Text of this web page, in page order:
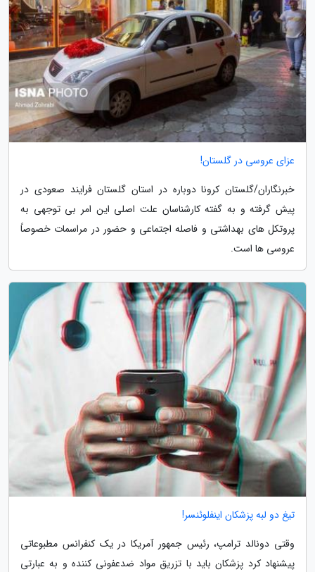
عزای عروسی در گلستان!
خبرنگاران/گلستان کرونا دوباره در استان گلستان فرایند صعودی در
پیش گرفته و به گفته کارشناسان علت اصلی این امر بی توجهی به
پروتکل های بهداشتی و فاصله اجتماعی و حضور در مراسمات خصوصاً
عروسی ها است.
تیغ دو لبه پزشکان اینفلوئنسر!
وقتی دونالد ترامپ، رئیس جمهور آمریکا در یک کنفرانس مطبوعاتی
پیشنهاد کرد پزشکان باید با تزریق مواد ضدعفونی کننده و به عبارتی